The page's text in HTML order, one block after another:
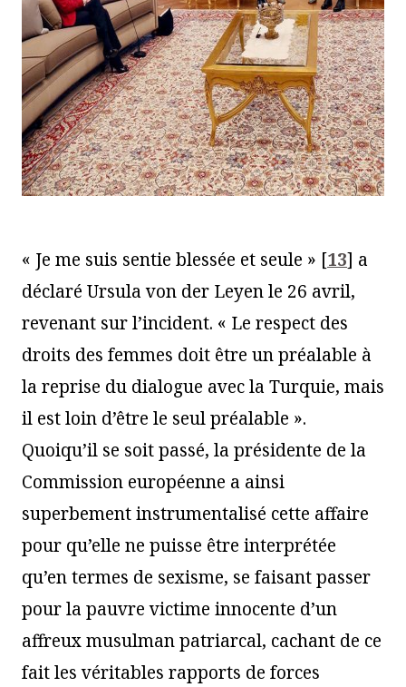
« Je me suis sentie blessée et seule » [13] a
déclaré Ursula von der Leyen le 26 avril,
revenant sur l’incident. « Le respect des
droits des femmes doit être un préalable à
la reprise du dialogue avec la Turquie, mais
il est loin d’être le seul préalable ».
Quoiqu’il se soit passé, la présidente de la
Commission européenne a ainsi
superbement instrumentalisé cette affaire
pour qu’elle ne puisse être interprétée
qu’en termes de sexisme, se faisant passer
pour la pauvre victime innocente d’un
affreux musulman patriarcal, cachant de ce
fait les véritables rapports de forces